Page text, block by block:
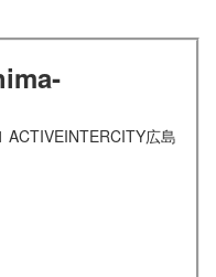
ACTIVEINTERCITY広島